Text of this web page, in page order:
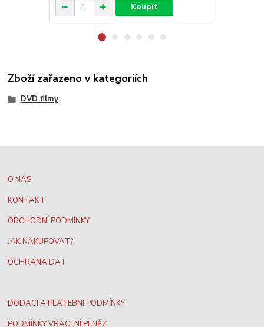
Koupit
Zboží zařazeno v kategoriích
DVD filmy
O NÁS
KONTAKT
OBCHODNÍ PODMÍNKY
JAK NAKUPOVAT?
OCHRANA DAT
DODACÍ A PLATEBNÍ PODMÍNKY
PODMÍNKY VRÁCENÍ PENĚZ